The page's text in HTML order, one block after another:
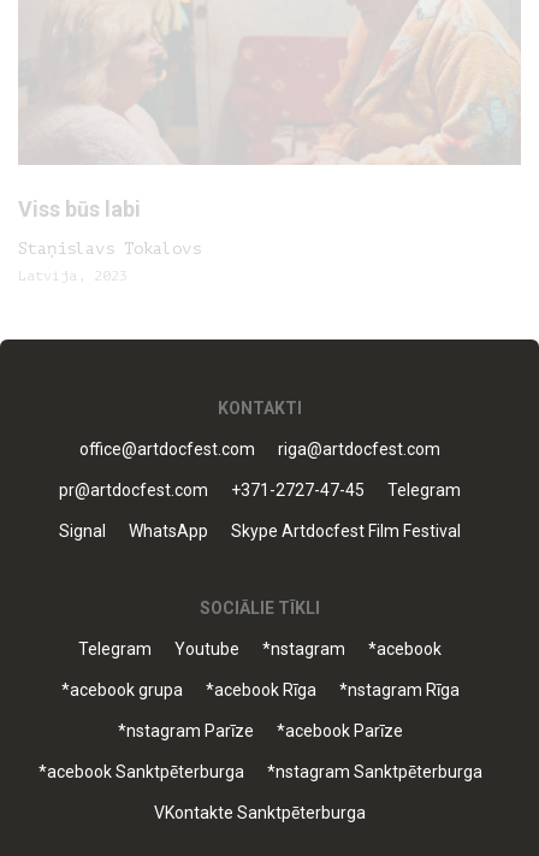
Viss būs labi
Staņislavs Tokalovs
Latvija, 2023
KONTAKTI
office@artdocfest.com riga@artdocfest.com
pr@artdocfest.com +371-2727-47-45 Telegram
Signal WhatsApp Skype Artdocfest Film Festival
SOCIĀLIE TĪKLI
Telegram Youtube *nstagram *acebook
*acebook grupa *acebook Rīga *nstagram Rīga
*nstagram Parīze *acebook Parīze
*acebook Sanktpēterburga *nstagram Sanktpēterburga
VKontakte Sanktpēterburga